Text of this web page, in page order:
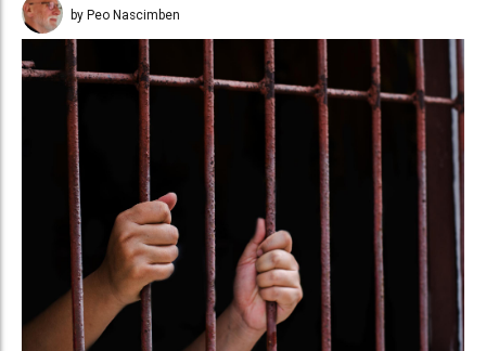
by Peo Nascimben